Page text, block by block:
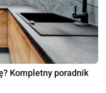
Kompletny poradnik